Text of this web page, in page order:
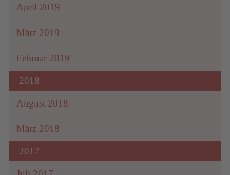
April 2019
März 2019
Februar 2019
2018
August 2018
März 2018
2017